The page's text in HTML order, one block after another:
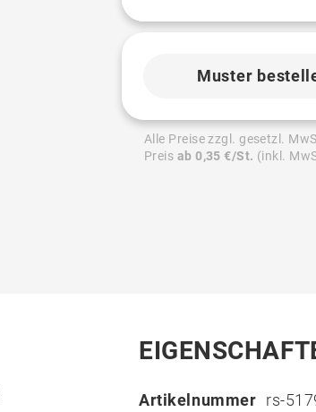
Muster
Alle Preise zzgl. gesetzl.
Preis ab 0,35 €/St. (inkl.
Artikelnummer rs-